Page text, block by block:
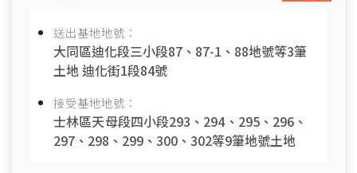
送出基地地號：
大同區迪化段三小段87、87-1、88地號等3筆
土地 迪化街1段84號
接受基地地號：
士林區天母段四小段293、294、295、296、
297、298、299、300、302等9筆地號土地